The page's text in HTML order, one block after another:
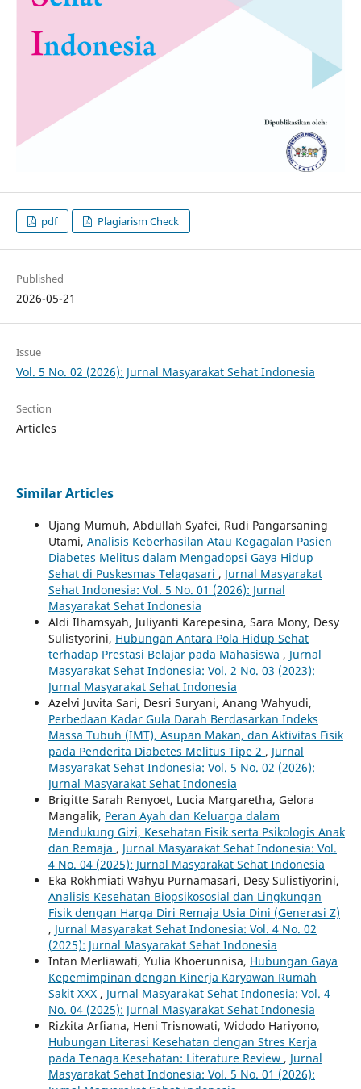
pdf Plagiarism Check
Published
2026-05-21
Issue
Vol. 5 No. 02 (2026): Jurnal Masyarakat Sehat Indonesia
Section
Articles
Similar Articles
Ujang Mumuh, Abdullah Syafei, Rudi Pangarsaning
Utami, Analisis Keberhasilan Atau Kegagalan Pasien
Diabetes Melitus dalam Mengadopsi Gaya Hidup
Sehat di Puskesmas Telagasari , Jurnal Masyarakat
Sehat Indonesia: Vol. 5 No. 01 (2026): Jurnal
Masyarakat Sehat Indonesia
Aldi Ilhamsyah, Juliyanti Karepesina, Sara Mony, Desy
Sulistyorini, Hubungan Antara Pola Hidup Sehat
terhadap Prestasi Belajar pada Mahasiswa , Jurnal
Masyarakat Sehat Indonesia: Vol. 2 No. 03 (2023):
Jurnal Masyarakat Sehat Indonesia
Azelvi Juvita Sari, Desri Suryani, Anang Wahyudi,
Perbedaan Kadar Gula Darah Berdasarkan Indeks
Massa Tubuh (IMT), Asupan Makan, dan Aktivitas Fisik
pada Penderita Diabetes Melitus Tipe 2 , Jurnal
Masyarakat Sehat Indonesia: Vol. 5 No. 02 (2026):
Jurnal Masyarakat Sehat Indonesia
Brigitte Sarah Renyoet, Lucia Margaretha, Gelora
Mangalik, Peran Ayah dan Keluarga dalam
Mendukung Gizi, Kesehatan Fisik serta Psikologis Anak
dan Remaja , Jurnal Masyarakat Sehat Indonesia: Vol.
4 No. 04 (2025): Jurnal Masyarakat Sehat Indonesia
Eka Rokhmiati Wahyu Purnamasari, Desy Sulistiyorini,
Analisis Kesehatan Biopsikososial dan Lingkungan
Fisik dengan Harga Diri Remaja Usia Dini (Generasi Z)
, Jurnal Masyarakat Sehat Indonesia: Vol. 4 No. 02
(2025): Jurnal Masyarakat Sehat Indonesia
Intan Merliawati, Yulia Khoerunnisa, Hubungan Gaya
Kepemimpinan dengan Kinerja Karyawan Rumah
Sakit XXX , Jurnal Masyarakat Sehat Indonesia: Vol. 4
No. 04 (2025): Jurnal Masyarakat Sehat Indonesia
Rizkita Arfiana, Heni Trisnowati, Widodo Hariyono,
Hubungan Literasi Kesehatan dengan Stres Kerja
pada Tenaga Kesehatan: Literature Review , Jurnal
Masyarakat Sehat Indonesia: Vol. 5 No. 01 (2026):